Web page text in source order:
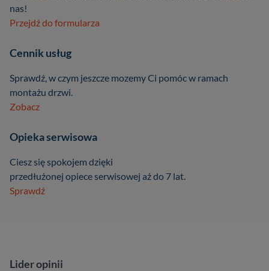
nas!
Przejdź do formularza
Cennik usług
Sprawdź, w czym jeszcze mozemy Ci pomóc w ramach
montażu drzwi.
Zobacz
Opieka serwisowa
Ciesz się spokojem dzięki
przedłużonej opiece serwisowej aż do 7 lat.
Sprawdź
Lider opinii